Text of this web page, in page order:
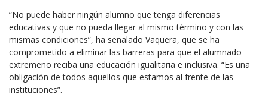
“No puede haber ningún alumno que tenga diferencias
educativas y que no pueda llegar al mismo término y con las
mismas condiciones”, ha señalado Vaquera, que se ha
comprometido a eliminar las barreras para que el alumnado
extremeño reciba una educación igualitaria e inclusiva. “Es una
obligación de todos aquellos que estamos al frente de las
instituciones”.